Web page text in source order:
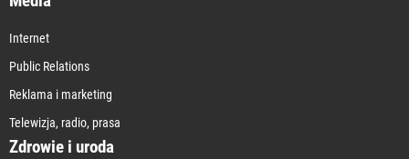
Internet
Public Relations
Reklama i marketing
Telewizja, radio, prasa
Zdrowie i uroda